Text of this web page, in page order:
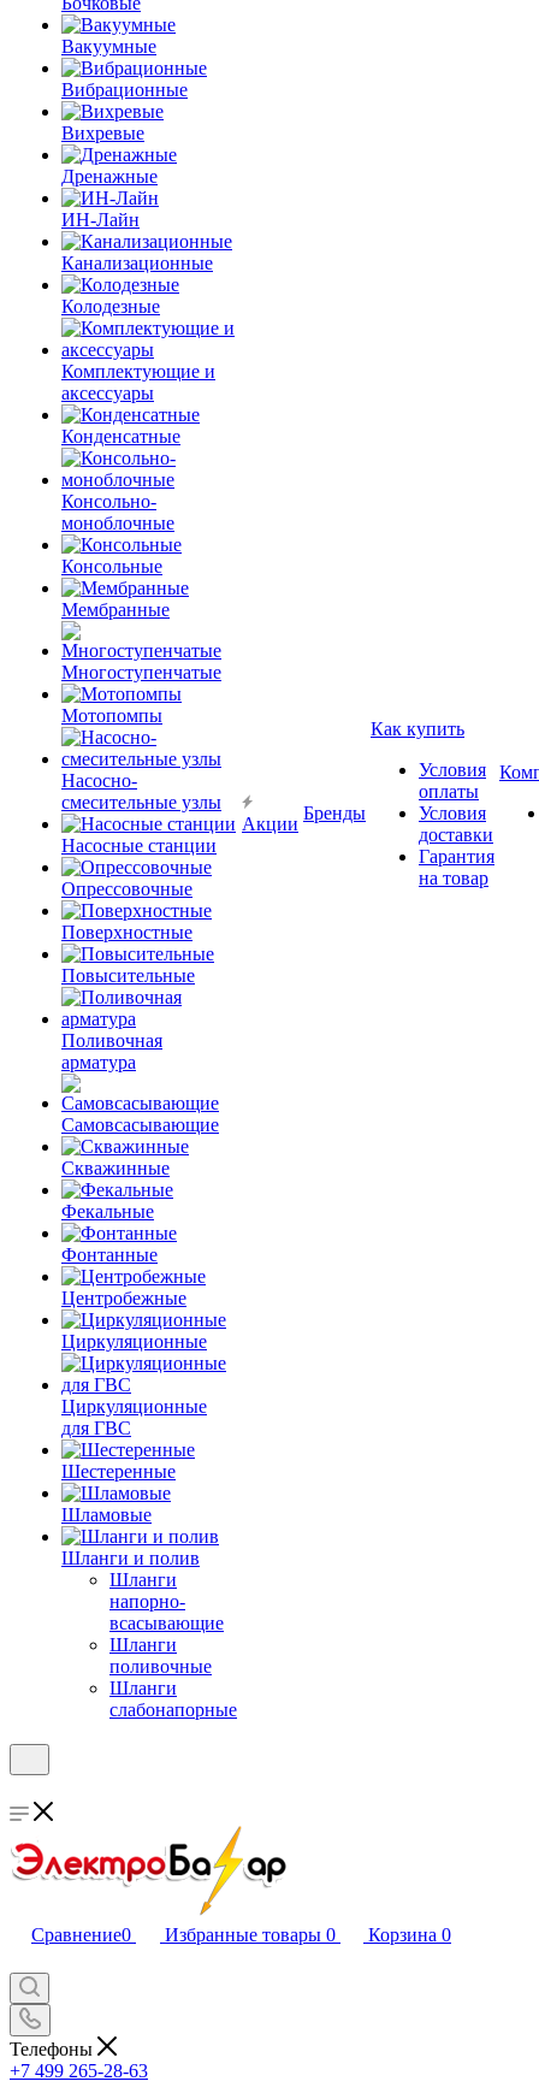
Вакуумные
Вибрационные
Вихревые
Дренажные
ИН-Лайн
Канализационные
Колодезные
Комплектующие и
аксессуары
Конденсатные
Консольно-
моноблочные
Консольные
Мембранные
Многоступенчатые
Мотопомпы
Насосно-
смесительные узлы
Насосные станции
Опрессовочные
Поверхностные
Повысительные
Поливочная
арматура
Самовсасывающие
Скважинные
Фекальные
Фонтанные
Центробежные
Циркуляционные
Циркуляционные
для ГВС
Шестеренные
Шламовые
Шланги и полив
Шланги
напорно-
всасывающие
Шланги
поливочные
Шланги
слабонапорные
Акции
Бренды
Как купить
Условия
оплаты
Условия
доставки
Гарантия
на товар
Сравнение0 Избранные товары 0 Корзина 0
Телефоны
+7 499 265-28-63